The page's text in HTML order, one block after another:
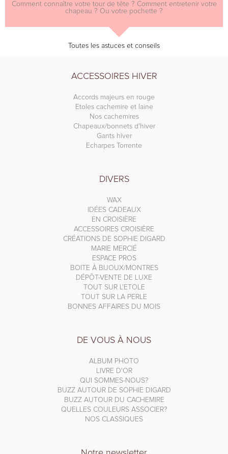
Comment connaître votre tour de tête ? Comment entretenir votre
chapeau ? Ou votre pochette ?
Toutes les astuces et conseils
ACCESSOIRES HIVER
Accords majeurs en rouge
Etoles cachemire et laine
Nos cachemires
Chapeaux/bonnets d'hiver
Gants hiver
Echarpes Torrente
DIVERS
WAX
IDÉES CADEAUX
EN CROISIÈRE
ACCESSOIRES CROISIÈRE
CRÉATIONS DE SOPHIE DIGARD
MARIE MERCIÉ
ESPACE PROS
BOITE À BIJOUX/MONTRES
DÉPÔT-VENTE DE LUXE
TOUT SUR L'ETOLE
TOUT SUR LA PERLE
BONNES AFFAIRES DU MOIS
DE VOUS À NOUS
ALBUM PHOTO
LIVRE D'OR
QUI SOMMES-NOUS?
BUZZ AUTOUR DE SOPHIE DIGARD
BUZZ AUTOUR DU CACHEMIRE
QUELLES COULEURS ASSOCIER?
NOS CLASSIQUES